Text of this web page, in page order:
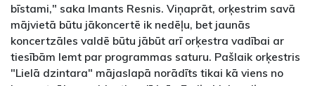
bīstami," saka Imants Resnis. Viņaprāt, orķestrim savā
mājvietā būtu jākoncertē ik nedēļu, bet jaunās
koncertzāles valdē būtu jābūt arī orķestra vadībai ar
tiesībām lemt par programmas saturu. Pašlaik orķestris
"Lielā dzintara" mājaslapā norādīts tikai kā viens no